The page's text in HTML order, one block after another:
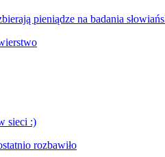
pieniądze na badania
sieci :)
rozbawiło